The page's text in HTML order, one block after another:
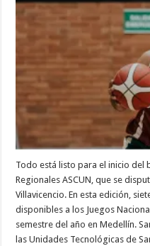
Todo está listo para el inicio del
Regionales ASCUN, que se
Villavicencio. En esta edición,
disponibles a los Juegos
semestre del año en Medellín.
las Unidades Tecnológicas de